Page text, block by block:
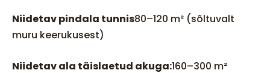
Niidetav pindala tunnis80–120 m² (sõltuvalt
muru keerukusest)
Niidetav ala täislaetud akuga:160–300 m²